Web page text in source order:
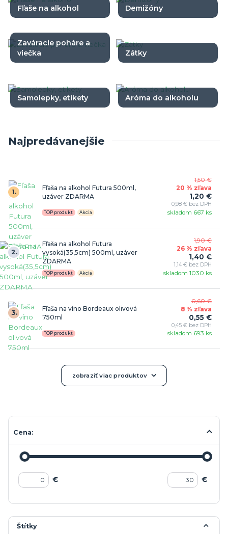
Fľaše na alkohol Demižóny
Zaváracie poháre a
viečka
Zátky
Samolepky, etikety Aróma do alkoholu
Najpredávanejšie
1.
Fľaša na alkohol Futura 500ml,
uzáver ZDARMA
skladom 667 ks
TOP produkt Akcia
1,50 €
20 % zľava
1,20 €
0,98 € bez DPH
2.
Fľaša na alkohol Futura
vysoká(35,5cm) 500ml, uzáver
ZDARMA
skladom 1030 ks
TOP produkt Akcia
1,90 €
26 % zľava
1,40 €
1,14 € bez DPH
3.
Fľaša na víno Bordeaux olivová
750ml
skladom 693 ks
TOP produkt
0,60 €
8 % zľava
0,55 €
0,45 € bez DPH
zobraziť viac produktov
Cena:
€ €
Štítky